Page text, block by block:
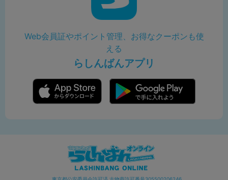
Web会員証やポイント管理、お得なクーポンも使
える
らしんばんアプリ